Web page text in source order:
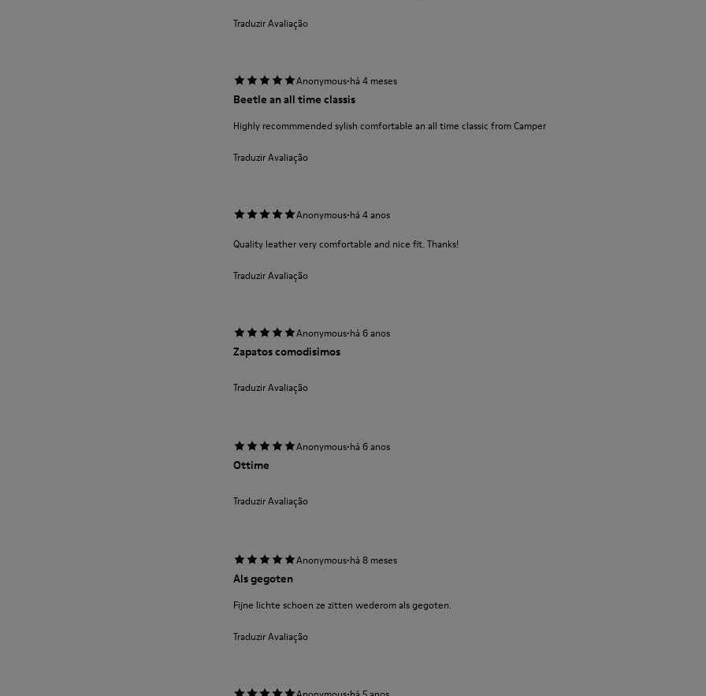
Traduzir Avaliação
Anonymous·há 4 meses
Beetle an all time classis
Highly recommmended sylish comfortable an all time classic from Camper
Traduzir Avaliação
Anonymous·há 4 anos
Quality leather very comfortable and nice fit. Thanks!
Traduzir Avaliação
Anonymous·há 6 anos
Zapatos comodisimos
Traduzir Avaliação
Anonymous·há 6 anos
Ottime
Traduzir Avaliação
Anonymous·há 8 meses
Als gegoten
Fijne lichte schoen ze zitten wederom als gegoten.
Traduzir Avaliação